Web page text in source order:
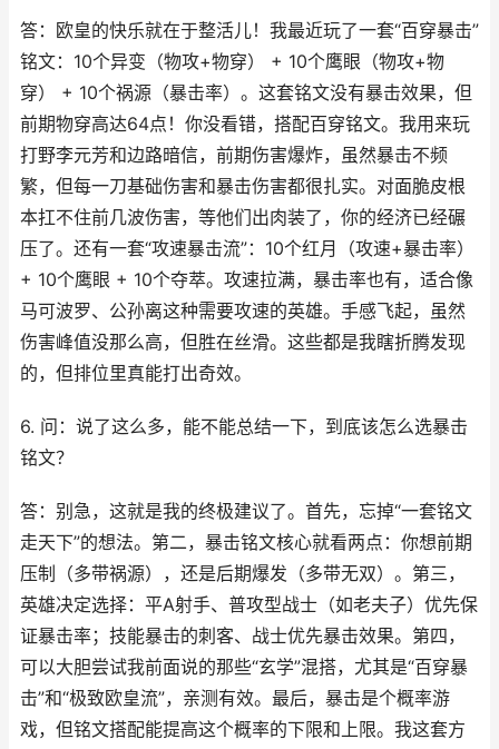
答：欧皇的快乐就在于整活儿！我最近玩了一套“百穿暴击”
铭文：10个异变（物攻+物穿） + 10个鹰眼（物攻+物
穿） + 10个祸源（暴击率）。这套铭文没有暴击效果，但
前期物穿高达64点！你没看错，搭配百穿铭文。我用来玩
打野李元芳和边路暗信，前期伤害爆炸，虽然暴击不频
繁，但每一刀基础伤害和暴击伤害都很扎实。对面脆皮根
本扛不住前几波伤害，等他们出肉装了，你的经济已经碾
压了。还有一套“攻速暴击流”：10个红月（攻速+暴击率）
+ 10个鹰眼 + 10个夺萃。攻速拉满，暴击率也有，适合像
马可波罗、公孙离这种需要攻速的英雄。手感飞起，虽然
伤害峰值没那么高，但胜在丝滑。这些都是我瞎折腾发现
的，但排位里真能打出奇效。
6. 问：说了这么多，能不能总结一下，到底该怎么选暴击
铭文？
答：别急，这就是我的终极建议了。首先，忘掉“一套铭文
走天下”的想法。第二，暴击铭文核心就看两点：你想前期
压制（多带祸源），还是后期爆发（多带无双）。第三，
英雄决定选择：平A射手、普攻型战士（如老夫子）优先保
证暴击率；技能暴击的刺客、战士优先暴击效果。第四，
可以大胆尝试我前面说的那些“玄学”混搭，尤其是“百穿暴
击”和“极致欧皇流”，亲测有效。最后，暴击是个概率游
戏，但铭文搭配能提高这个概率的下限和上限。我这套方